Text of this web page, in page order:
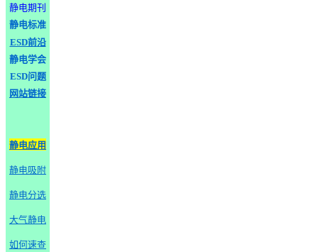
静电期刊
静电标准
ESD前沿
静电学会
ESD问题
网站链接
静电应用
静电吸附
静电分选
大气静电
如何速查